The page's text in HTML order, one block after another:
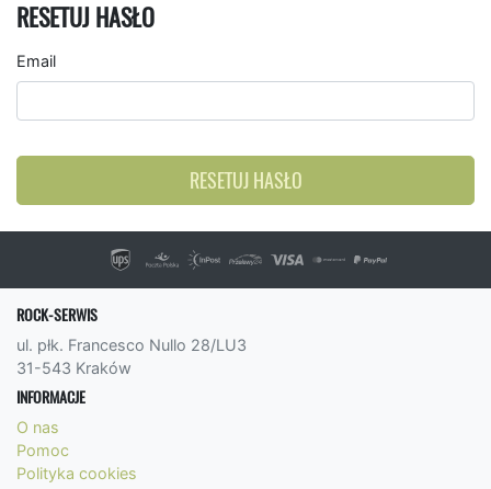
RESETUJ HASŁO
Email
RESETUJ HASŁO
ROCK-SERWIS
ul. płk. Francesco Nullo 28/LU3
31-543 Kraków
INFORMACJE
O nas
Pomoc
Polityka cookies